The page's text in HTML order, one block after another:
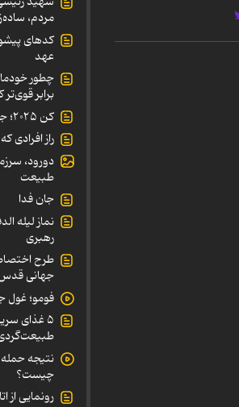
مردم،
کدهای
عهد
برابر
کن ۲۰۲۵؛ جشنواره‌ای علیه خانواده
راز افرادی
دورود،
طبیعت
جان فدا
نماز لیله
رهبری
طرح
جهانی
فومو؛ غول
۵ غذای
نتیجه حمله
چیست؟
رونمایی از